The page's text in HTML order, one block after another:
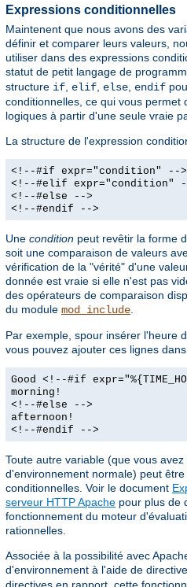
Expressions conditionnelles
Maintenent que nous avons des
définir et comparer leurs valeurs,
utiliser dans des expressions
statut de petit langage de
structure if elif else endif
conditionnelles, ce qui vous permet
logiques à partir d'une seule vraie
La structure de l'expression
<!--#if expr="condition" -->
<!--#elif expr="condition"
<!--#else -->
<!--#endif -->
Une condition peut revêtir la forme
soit une comparaison de valeurs
vérification de la "vérité" d'une
donnée est vraie si elle n'est pas
des opérateurs de comparaison
du module mod_include
Par exemple, spour insérer l'heure
vous pouvez ajouter ces lignes
Good <!--#if
morning!
<!--#else -->
afternoon!
<!--#endif -->
Toute autre variable (que vous
d'environnement normale) peut
conditionnelles. Voir le document
serveur HTTP Apache pour plus de
fonctionnement du moteur
rationnelles.
Associée à la possibilité avec
d'environnement à l'aide de